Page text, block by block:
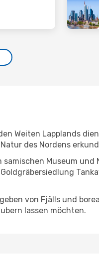
Weiten Lapplands
des Nordens
Museum
von Fjälls und
lassen möchten.